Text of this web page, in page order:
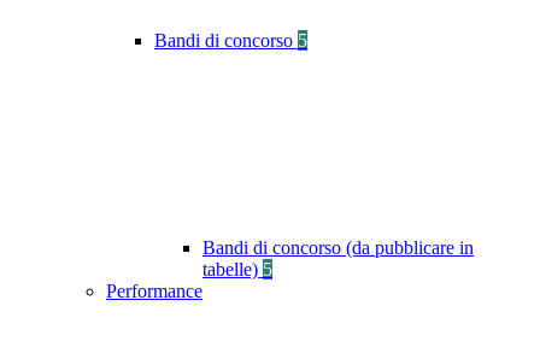
Bandi di concorso 5
Bandi di concorso (da pubblicare in
tabelle) 5
Performance